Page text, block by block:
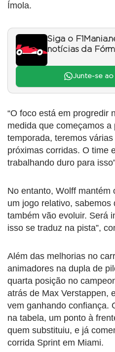
Ímola.
Siga o
notícias da
Junte-se ao
“O foco está em progredir
medida que começamos a
temporada, teremos
próximas corridas. O time
trabalhando duro para
No entanto, Wolff mantém
um jogo relativo, sabemos
também vão evoluir. Será
isso se traduz na pista”,
Além das melhorias no
animadores na dupla de
quarta posição no
atrás de Max Verstappen,
vem ganhando confiança.
na tabela, um ponto à
quem substituiu, e já
corrida Sprint em Miami.